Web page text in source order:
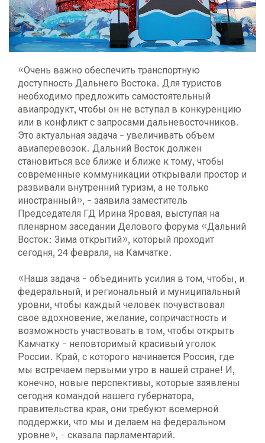
«Очень важно обеспечить транспортную
доступность Дальнего Востока. Для туристов
необходимо предложить самостоятельный
авиапродукт, чтобы он не вступал в конкуренцию
или в конфликт с запросами дальневосточников.
Это актуальная задача - увеличивать объем
авиаперевозок. Дальний Восток должен
становиться все ближе и ближе к тому, чтобы
современные коммуникации открывали простор и
развивали внутренний туризм, а не только
иностранный», - заявила заместитель
Председателя ГД Ирина Яровая, выступая на
пленарном заседании Делового форума «Дальний
Восток: Зима открытий», который проходит
сегодня, 24 февраля, на Камчатке.
«Наша задача - объединить усилия в том, чтобы, и
федеральный, и региональный и муниципальный
уровни, чтобы каждый человек почувствовал
свое вдохновение, желание, сопричастность и
возможность участвовать в том, чтобы открыть
Камчатку - неповторимый красивый уголок
России. Край, с которого начинается Россия, где
мы встречаем первыми утро в нашей стране! И,
конечно, новые перспективы, которые заявлены
сегодня командой нашего губернатора,
правительства края, они требуют всемерной
поддержки, что мы и делаем на федеральном
уровне», - сказала парламентарий.